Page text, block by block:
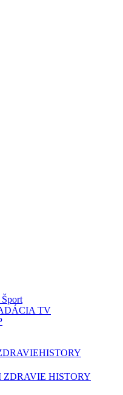
Šport
TV
HISTORY
ZDRAVIE HISTORY